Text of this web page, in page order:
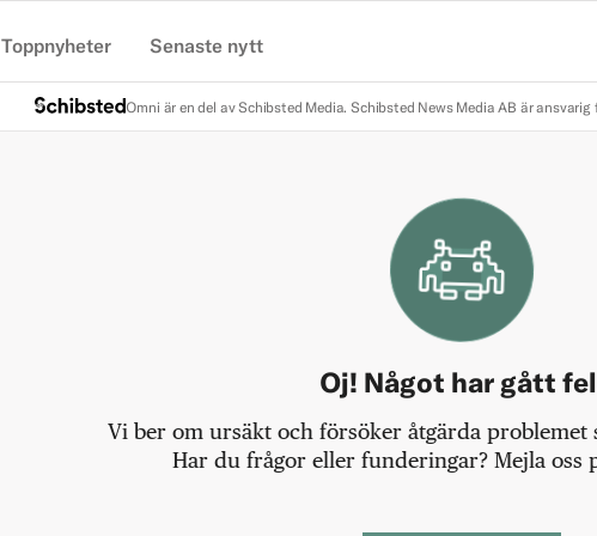
Toppnyheter Senaste nytt
Omni är en del av Schibsted Media. Schibsted News Media AB är
Oj! Något har gått
Vi ber om ursäkt och försöker åtgärda problemet
Har du frågor eller funderingar? Mejla oss